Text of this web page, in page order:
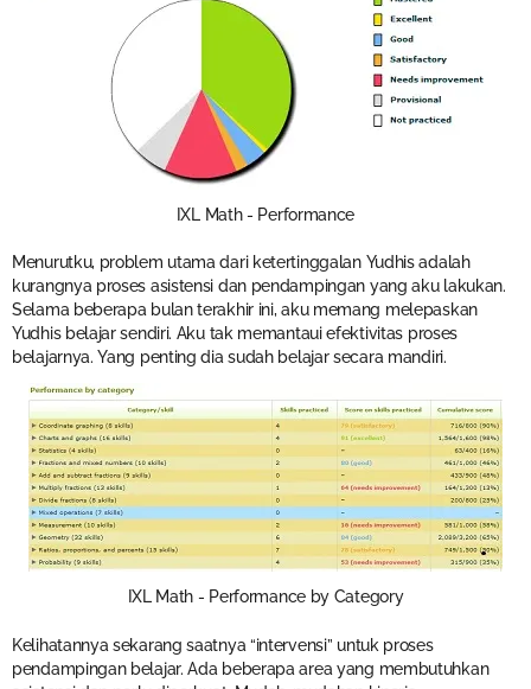
IXL Math - Performance
Menurutku, problem utama dari ketertinggalan Yudhis adalah
kurangnya proses asistensi dan pendampingan yang aku lakukan.
Selama beberapa bulan terakhir ini, aku memang melepaskan
Yudhis belajar sendiri. Aku tak memantaui efektivitas proses
belajarnya. Yang penting dia sudah belajar secara mandiri.
IXL Math - Performance by Category
Kelihatannya sekarang saatnya “intervensi” untuk proses
pendampingan belajar. Ada beberapa area yang membutuhkan